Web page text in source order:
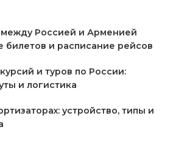
Россией и Арменией
билетов и расписание рейсов
и туров по России:
и логистика
устройство, типы и